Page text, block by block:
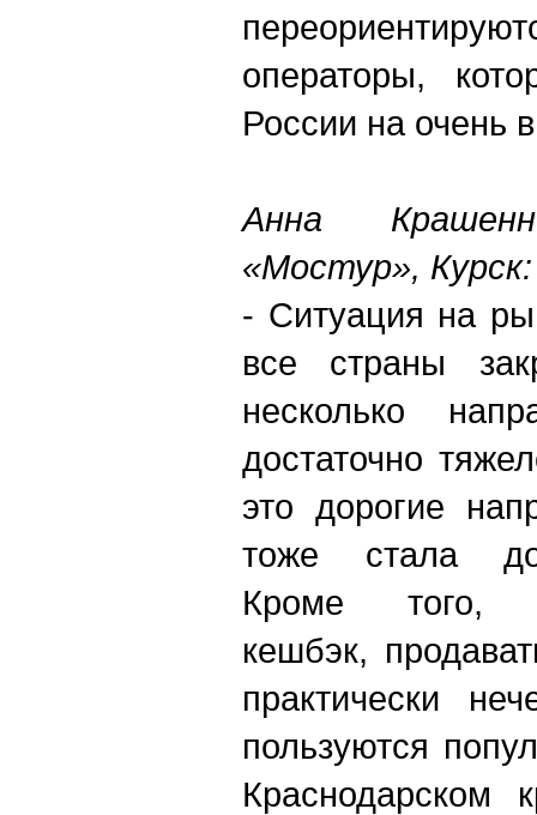
операторы,
России на очень
Анна
«Мостур», Курск:
- Ситуация на
все страны
несколько
достаточно
это дорогие
тоже стала
Кроме того,
кешбэк,
практически
пользуются